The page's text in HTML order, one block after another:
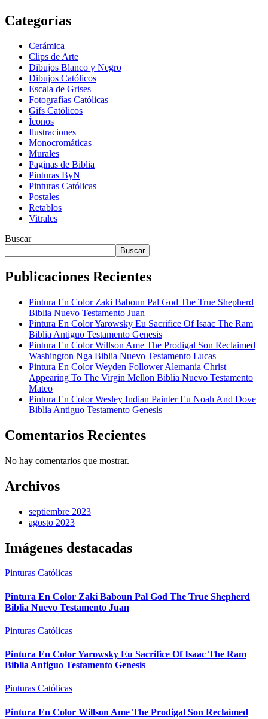
Categorías
Cerámica
Clips de Arte
Dibujos Blanco y Negro
Dibujos Católicos
Escala de Grises
Fotografías Católicas
Gifs Católicos
Íconos
Ilustraciones
Monocromáticas
Murales
Paginas de Biblia
Pinturas ByN
Pinturas Católicas
Postales
Retablos
Vitrales
Buscar
Buscar
Publicaciones Recientes
Pintura En Color Zaki Baboun Pal God The True Shepherd
Biblia Nuevo Testamento Juan
Pintura En Color Yarowsky Eu Sacrifice Of Isaac The Ram
Biblia Antiguo Testamento Genesis
Pintura En Color Willson Ame The Prodigal Son Reclaimed
Washington Nga Biblia Nuevo Testamento Lucas
Pintura En Color Weyden Follower Alemania Christ
Appearing To The Virgin Mellon Biblia Nuevo Testamento
Mateo
Pintura En Color Wesley Indian Painter Eu Noah And Dove
Biblia Antiguo Testamento Genesis
Comentarios Recientes
No hay comentarios que mostrar.
Archivos
septiembre 2023
agosto 2023
Imágenes destacadas
Pinturas Católicas
Pintura En Color Zaki Baboun Pal God The True Shepherd
Biblia Nuevo Testamento Juan
Pinturas Católicas
Pintura En Color Yarowsky Eu Sacrifice Of Isaac The Ram
Biblia Antiguo Testamento Genesis
Pinturas Católicas
Pintura En Color Willson Ame The Prodigal Son Reclaimed